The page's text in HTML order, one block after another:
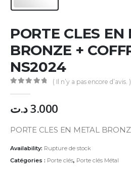
PORTE CLES EN
BRONZE +
NS2024
( Il n’y a pas encore d’avis. )
3.000د.ت
PORTE CLES EN METAL
Availability: Rupture de stock
Catégories : Porte clés, Porte clés Métal